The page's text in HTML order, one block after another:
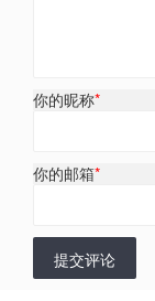
你的昵称*
你的邮箱*
提交评论